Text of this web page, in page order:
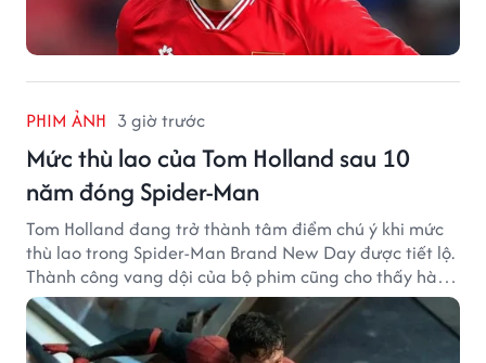
PHIM ẢNH 3 giờ trước
Mức thù lao của Tom Holland sau 10
năm đóng Spider-Man
Tom Holland đang trở thành tâm điểm chú ý khi mức
thù lao trong Spider-Man Brand New Day được tiết lộ.
Thành công vang dội của bộ phim cũng cho thấy hành
trình thăng hạng đáng chú ý của nam diễn viên sau
một thập kỷ gắn bó với vai Người Nhện.